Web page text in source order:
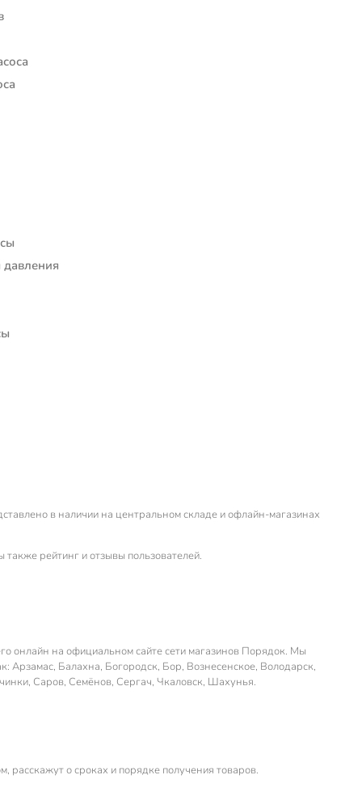
в наличии на центральном складе и офлайн-магазинах
рейтинг и отзывы пользователей.
онлайн на официальном сайте сети магазинов Порядок. Мы
Арзамас, Балахна, Богородск, Бор, Вознесенское, Володарск,
Саров, Семёнов, Сергач, Чкаловск, Шахунья.
расскажут о сроках и порядке получения товаров.